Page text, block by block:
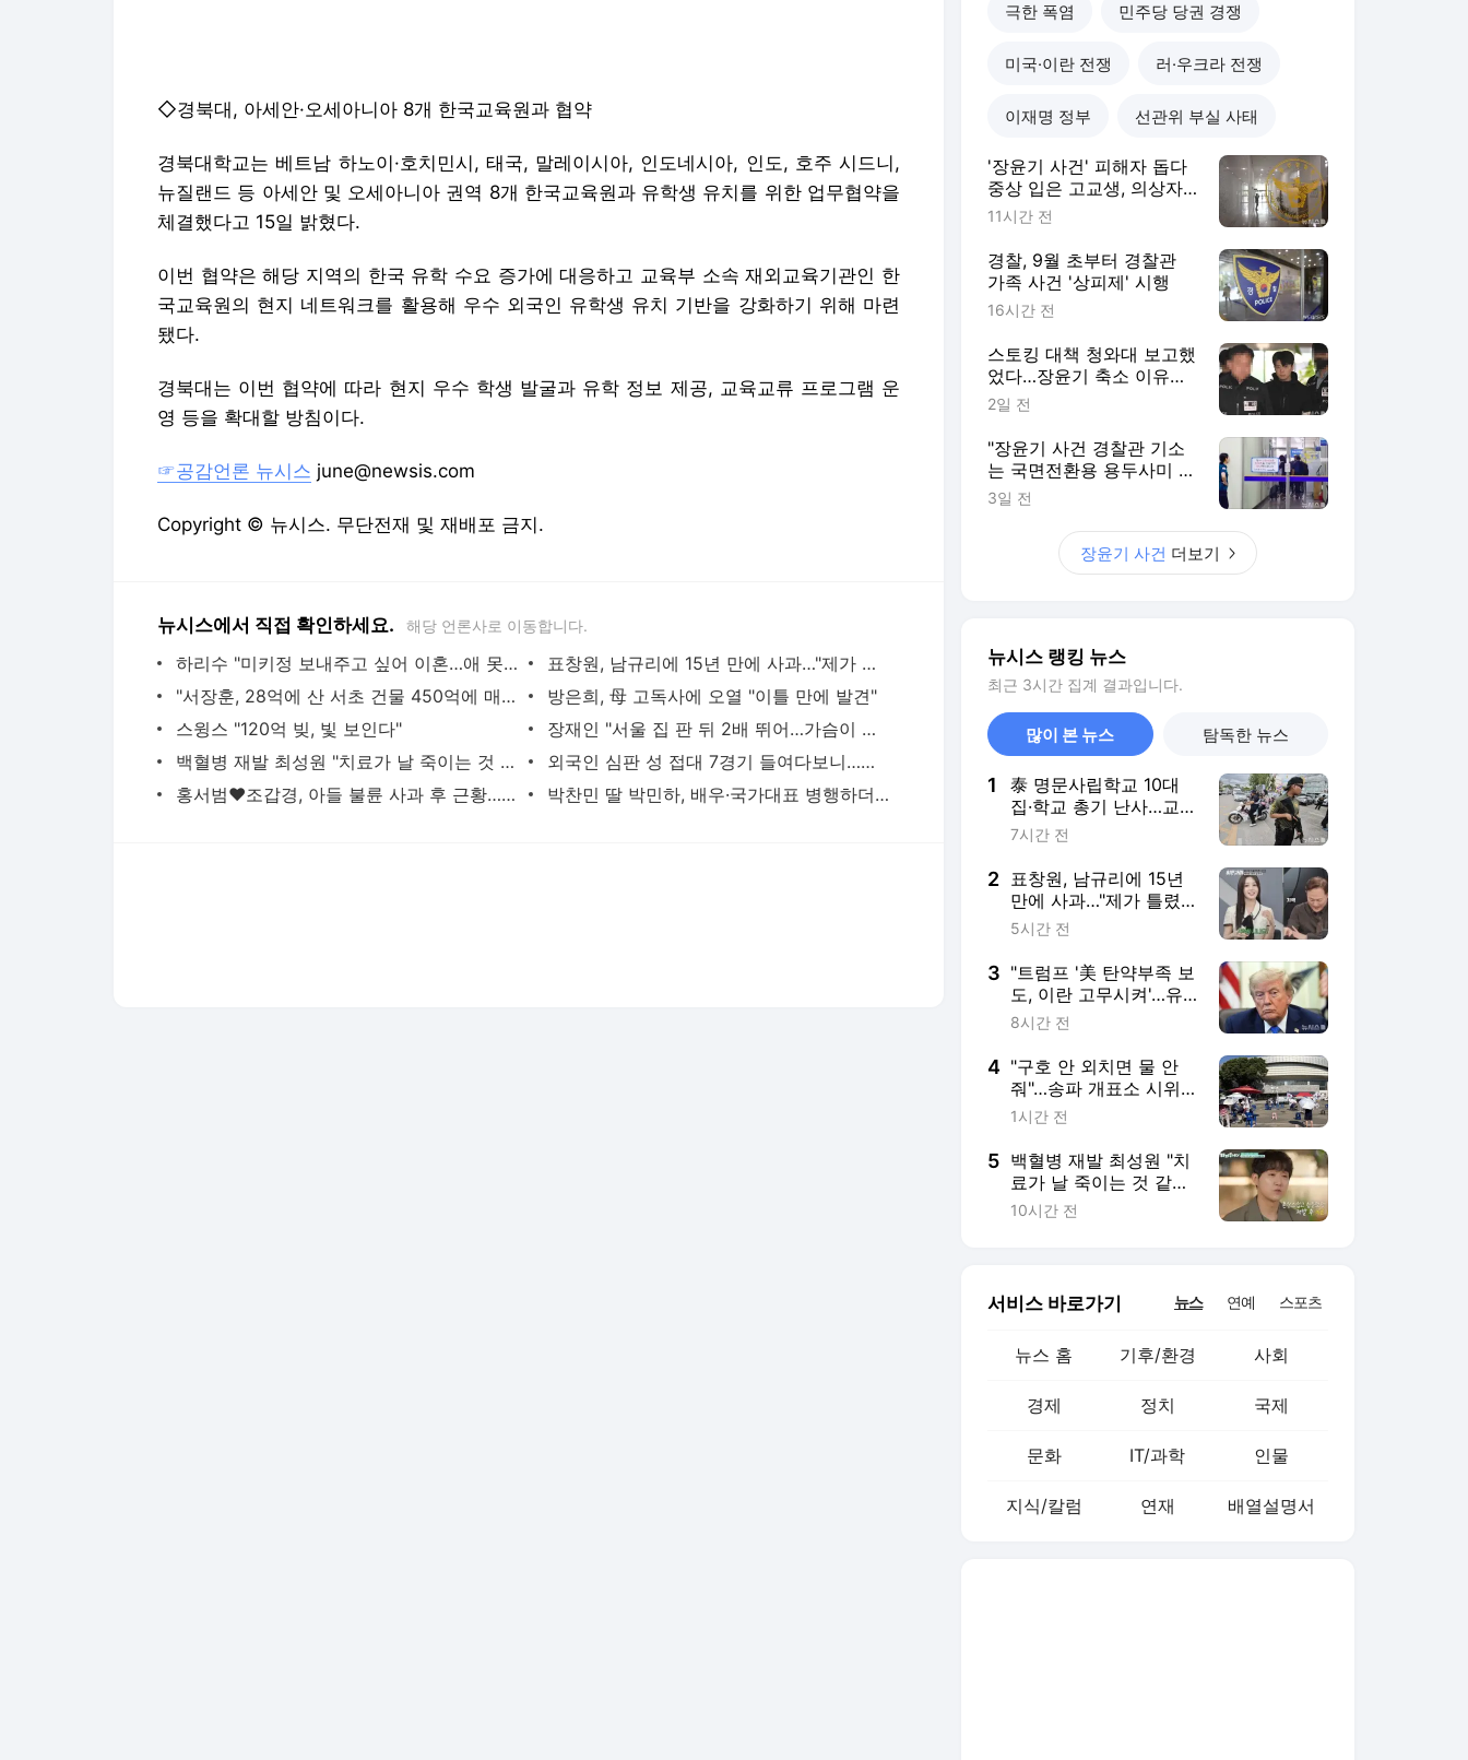
◇경북대, 아세안·오세아니아 8개 한국교육원과 협약
경북대학교는 베트남 하노이·호치민시, 태국, 말레이시아, 인도네시아, 인도, 호주 시드니,
뉴질랜드 등 아세안 및 오세아니아 권역 8개 한국교육원과 유학생 유치를 위한 업무협약을
체결했다고 15일 밝혔다.
이번 협약은 해당 지역의 한국 유학 수요 증가에 대응하고 교육부 소속 재외교육기관인 한
국교육원의 현지 네트워크를 활용해 우수 외국인 유학생 유치 기반을 강화하기 위해 마련
됐다.
경북대는 이번 협약에 따라 현지 우수 학생 발굴과 유학 정보 제공, 교육교류 프로그램 운
영 등을 확대할 방침이다.
☞공감언론 뉴시스 june@newsis.com
Copyright © 뉴시스. 무단전재 및 재배포 금지.
뉴시스에서 직접 확인하세요. 해당 언론사로 이동합니다.
하리수 "미키정 보내주고 싶어 이혼…애 못 낳아 미안했다"
표창원, 남규리에 15년 만에 사과…"제가 틀렸습니다"
"서장훈, 28억에 산 서초 건물 450억에 매물로"
방은희, 母 고독사에 오열 "이틀 만에 발견"
스윙스 "120억 빚, 빛 보인다"
장재인 "서울 집 판 뒤 2배 뛰어…가슴이 찢어진다"
백혈병 재발 최성원 "치료가 날 죽이는 것 같았다" 눈물
외국인 심판 성 접대 7경기 들여다보니…한국 축구 '5승 2무'
홍서범♥조갑경, 아들 불륜 사과 후 근황…밝은 미소
박찬민 딸 박민하, 배우·국가대표 병행하더니…여유로운 근황 공개
극한 폭염 민주당 당권 경쟁
미국·이란 전쟁 러·우크라 전쟁
이재명 정부 선관위 부실 사태
'장윤기 사건' 피해자 돕다
중상 입은 고교생, 의상자
인정
11시간 전
경찰, 9월 초부터 경찰관
가족 사건 '상피제' 시행
16시간 전
스토킹 대책 청와대 보고했
었다…장윤기 축소 이유였
나?
2일 전
"장윤기 사건 경찰관 기소
는 국면전환용 용두사미 수
사"
3일 전
장윤기 사건 더보기
뉴시스 랭킹 뉴스
최근 3시간 집계 결과입니다.
많이 본 뉴스 탐독한 뉴스
1
泰 명문사립학교 10대
집·학교 총기 난사…교사
·학생 등 9명 사망(종합
7시간 전
2 표창원, 남규리에 15년
만에 사과…"제가 틀렸
습니다"
5시간 전
3 "트럼프 '美 탄약부족 보
도, 이란 고무시켜'…유
출자 색출 지시"
8시간 전
4 "구호 안 외치면 물 안
줘"…송파 개표소 시위,
폭염에 동력 뚝[현장]
1시간 전
5 백혈병 재발 최성원 "치
료가 날 죽이는 것 같았
다" 눈물
10시간 전
서비스 바로가기 뉴스 연예 스포츠
뉴스 홈 기후/환경 사회
경제 정치 국제
문화 IT/과학 인물
지식/칼럼 연재 배열설명서